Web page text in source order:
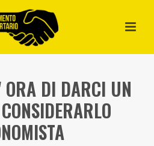
DI DARCI UN